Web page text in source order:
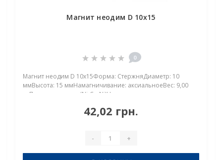
Магнит неодим D 10х15
0
Магнит неодим D 10х15Форма: СтержняДиаметр: 10
ммВысота: 15 ммНамагничивание: аксиальноеВес: 9,00
грПокрыт. никель.: (Ni-Cu-Ni)Намагничивание:
использования: до 80°CНеодимовый магнит диск D 10х15
42,02 грн.
- +